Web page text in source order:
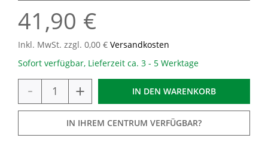
41,90 €
Inkl. MwSt. zzgl. 0,00 € Versandkosten
Sofort verfügbar, Lieferzeit ca. 3 - 5 Werktage
- + IN DEN WARENKORB
IN IHREM CENTRUM VERFÜGBAR?